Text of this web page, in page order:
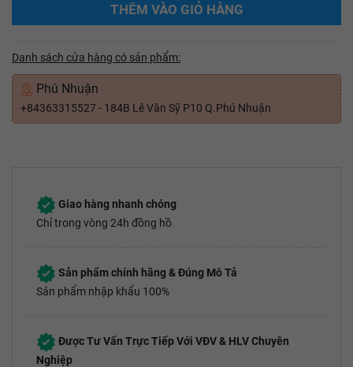
THÊM VÀO GIỎ HÀNG
Danh sách cửa hàng có sản phẩm:
Phú Nhuận
+84363315527 - 184B Lê Văn Sỹ P10 Q.Phú Nhuận
Giao hàng nhanh chóng
Chỉ trong vòng 24h đồng hồ
Sản phẩm chính hãng & Đúng Mô Tả
Sản phẩm nhập khẩu 100%
Được Tư Vấn Trực Tiếp Với VĐV & HLV Chuyên
Nghiệp